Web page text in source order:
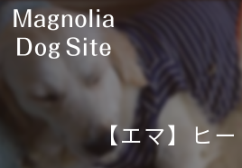
【エマ】ヒ